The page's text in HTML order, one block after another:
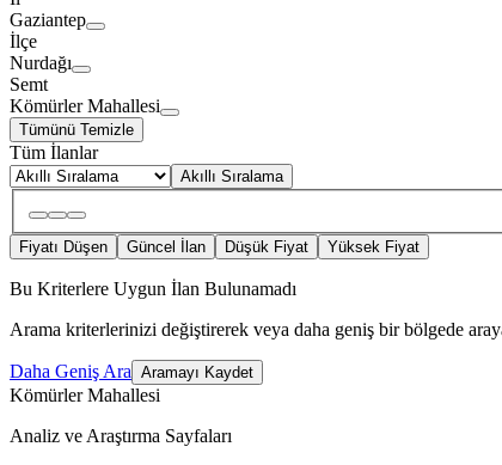
Gaziantep
İlçe
Nurdağı
Semt
Kömürler Mahallesi
Tümünü Temizle
Tüm İlanlar
Akıllı Sıralama
Fiyatı Düşen Güncel İlan Düşük Fiyat Yüksek Fiyat
Bu Kriterlere Uygun İlan Bulunamadı
Arama kriterlerinizi değiştirerek veya daha geniş bir bölgede
Daha Geniş Ara Aramayı Kaydet
Kömürler Mahallesi
Analiz ve Araştırma Sayfaları